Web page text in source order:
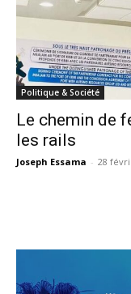
Politique & Société
Le chemin de
les rails
Joseph Essama - 28